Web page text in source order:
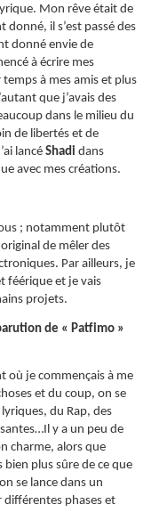
Mon rêve était de
il s’est passé des
donné envie de
à écrire mes
à mes amis et plus
que j’avais des
dans le milieu du
de libertés et de
lancé Shadi dans
avec mes créations.
; notamment plutôt
de mêler des
Par ailleurs, je
féérique et je vais
projets.
de « Patfimo »
où je commençais à me
et du coup, on se
du Rap, des
y a un peu de
charme, alors que
bien plus sûre de ce que
se lance dans un
différentes phases et